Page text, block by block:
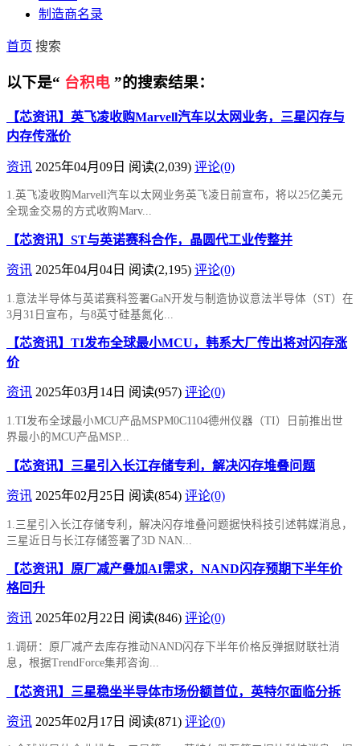
制造商名录
首页 搜索
以下是“ 台积电 ”的搜索结果：
【芯资讯】英飞凌收购Marvell汽车以太网业务，三星闪存与
内存传涨价
资讯 2025年04月09日 阅读(2,039) 评论(0)
1.英飞凌收购Marvell汽车以太网业务英飞凌日前宣布，将以25亿美元
全现金交易的方式收购Marv...
【芯资讯】ST与英诺赛科合作，晶圆代工业传整并
资讯 2025年04月04日 阅读(2,195) 评论(0)
1.意法半导体与英诺赛科签署GaN开发与制造协议意法半导体（ST）在
3月31日宣布，与8英寸硅基氮化...
【芯资讯】TI发布全球最小MCU，韩系大厂传出将对闪存涨
价
资讯 2025年03月14日 阅读(957) 评论(0)
1.TI发布全球最小MCU产品MSPM0C1104德州仪器（TI）日前推出世
界最小的MCU产品MSP...
【芯资讯】三星引入长江存储专利，解决闪存堆叠问题
资讯 2025年02月25日 阅读(854) 评论(0)
1.三星引入长江存储专利，解决闪存堆叠问题据快科技引述韩媒消息，
三星近日与长江存储签署了3D NAN...
【芯资讯】原厂减产叠加AI需求，NAND闪存预期下半年价
格回升
资讯 2025年02月22日 阅读(846) 评论(0)
1.调研：原厂减产去库存推动NAND闪存下半年价格反弹据财联社消
息，根据TrendForce集邦咨询...
【芯资讯】三星稳坐半导体市场份额首位，英特尔面临分拆
资讯 2025年02月17日 阅读(871) 评论(0)